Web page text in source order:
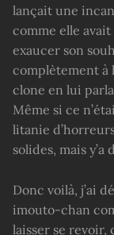
lançait une
comme elle
exaucer son
complètement à
clone en lui
Même si ce
litanie
solides, mais y’a
Donc voilà, j’ai
imouto-chan
laisser se revoir,